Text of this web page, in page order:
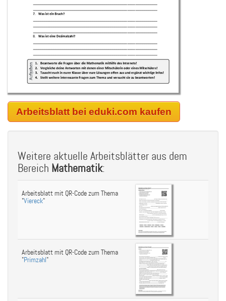
Arbeitsblatt bei eduki.com kaufen
Weitere aktuelle Arbeitsblätter aus dem
Bereich Mathematik:
Arbeitsblatt mit QR-Code zum Thema
"Viereck"
Arbeitsblatt mit QR-Code zum Thema
"Primzahl"